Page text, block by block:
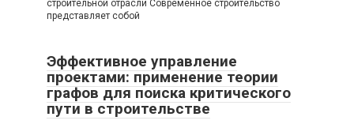
строительной отрасли Современное строительство
представляет собой
Эффективное управление
проектами: применение теории
графов для поиска критического
пути в строительстве